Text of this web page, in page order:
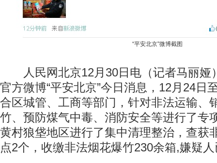
“平安北京”微博截图
人民网北京12月30日电（记者马丽娅
官方微博“平安北京”今日消息，12月24日
合区城管、工商等部门，针对非法运输、
竹、预防煤气中毒、消防安全等进行了专
黄村狼垡地区进行了集中清理整治，查获
点2个，收缴非法烟花爆竹230余箱,嫌疑